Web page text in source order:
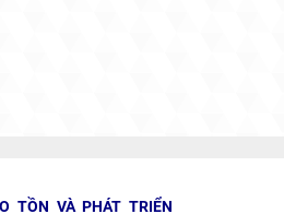
TỒN VÀ PHÁT TRIỂN